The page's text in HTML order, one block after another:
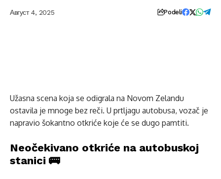
Август 4, 2025 Podeli
Užasna scena koja se odigrala na Novom Zelandu
ostavila je mnoge bez reči. U prtljagu autobusa, vozač je
napravio šokantno otkriće koje će se dugo pamtiti.
Neočekivano otkriće na autobuskoj
stanici 🚌